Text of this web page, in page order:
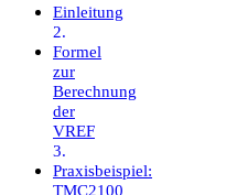
Einleitung
Formel
zur
Berechnung
der
VREF
Praxisbeispiel:
TMC2100